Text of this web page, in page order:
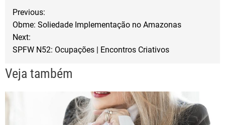
o
k
e
N
e
Previous:
Obme: Soliedade Implementação no Amazonas
Next:
SPFW N52: Ocupações | Encontros Criativos
Veja também